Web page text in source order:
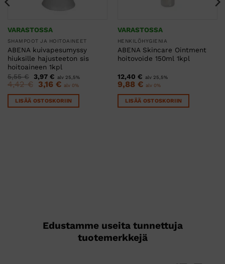
VARASTOSSA
SHAMPOOT JA HOITOAINEET
ABENA kuivapesumyssy
hiuksille hajusteeton sis
hoitoaineen 1kpl
5,55€
Alkuperäinen
hinta
oli:
5,55 €.
3,97 €Nykyinen
hinta
on:
3,97 €.
alv 25,5%
4,42€
Alkuperäinen
hinta
oli:
4,42 €.
3,16 €Nykyinen
hinta
on:
3,16 €.
alv 0%
LISÄÄ OSTOSKORIIN
VARASTOSSA
HENKILÖHYGIENIA
ABENA Skincare Ointment
hoitovoide 150ml 1kpl
12,40 € alv 25,5%
9,88 € alv 0%
LISÄÄ OSTOSKORIIN
Edustamme useita tunnettuja
tuotemerkkejä